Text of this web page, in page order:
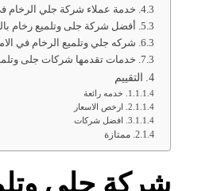
خدمة عملاء شركة جلي الرخام
أفضل شركة جلى وتلميع رخام
شركه جلي وتلميع الرخام في
خدمات تقدمها شركات جلى
التقييم
خدمه رائعة
ارخص الاسعار
افضل شركات
ممتازة
شركة جلى